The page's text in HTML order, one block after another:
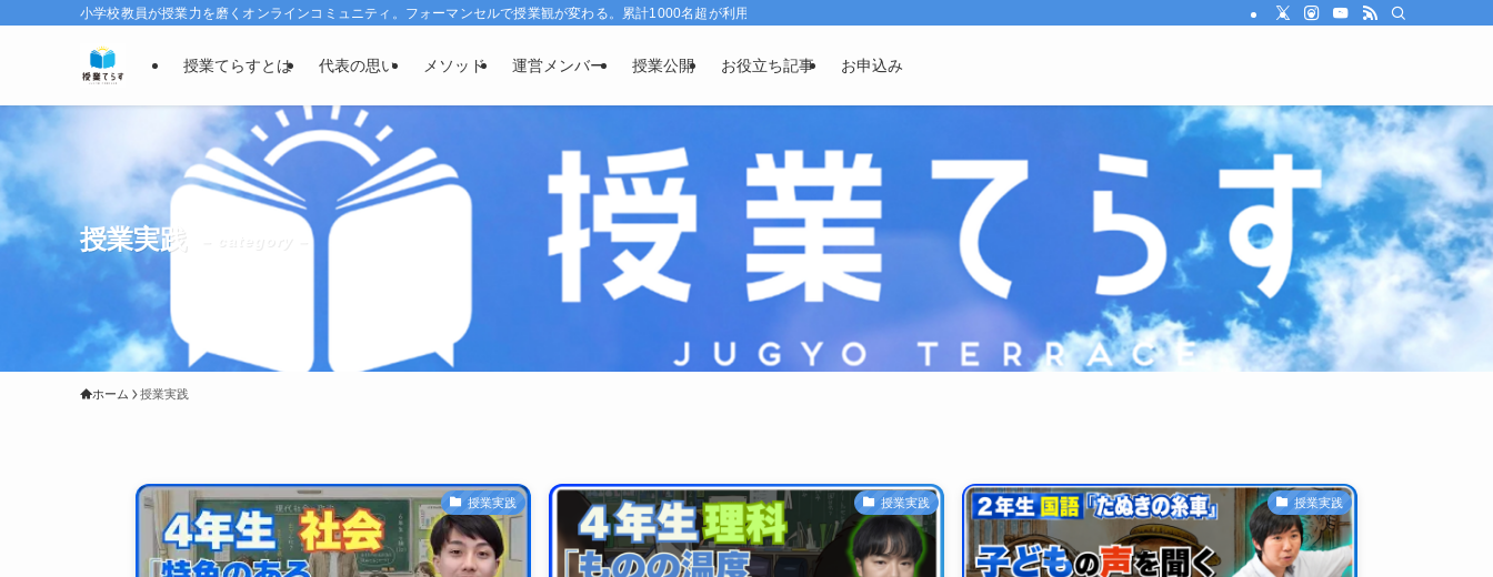
小学校教員が授業力を磨くオンラインコミュニティ。フォーマンセルで授業観が変わる。累計1000名超が利用、効果実感96％。
授業てらすとは 代表の思い メソッド 運営メンバー 授業公開 お役立ち記事 お申込み
授業実践
ホーム 授業実践
授業実践 授業実践 授業実践